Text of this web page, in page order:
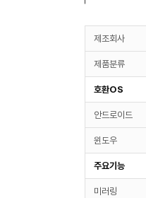
제조회사
제품분류
호환OS
안드로이드
윈도우
주요기능
미러링